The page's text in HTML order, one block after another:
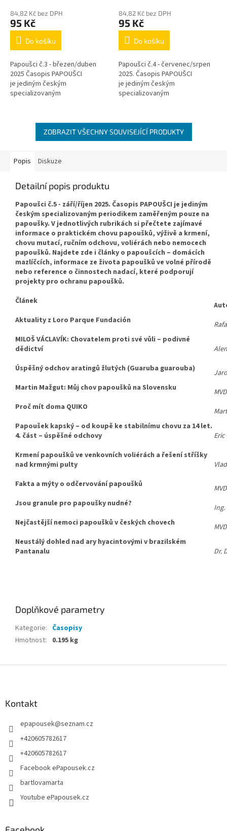
84,82 Kč bez DPH
95 Kč
Do košíku
Papoušci č.3 - březen/duben
2025 Časopis PAPOUŠCI
je jediným českým
specializovaným
rubrikách si přečtete...
84,82 Kč bez DPH
95 Kč
Do košíku
Papoušci č.4 - červenec/srpen
2025. Časopis PAPOUŠCI
je jediným českým
specializovaným
rubrikách si...
ZOBRAZIT VŠECHNY SOUVISEJÍCÍ PRODUKTY
Popis Diskuze
Detailní popis produktu
Papoušci č.5 - září/říjen 2025. Časopis PAPOUŠCI je jediným
českým specializovaným periodikem zaměřeným pouze na
papoušky. V jednotlivých rubrikách si přečtete zajímavé
informace o praktickém chovu papoušků, výživě a krmení,
chovu mutací, ručním odchovu, voliérách nebo nemocech
papoušků. Najdete zde i články o papoušcích – domácích
mazlíčcích, informace ze života papoušků ve volné přírodě
nebo reference o činnostech nadací, které podporují
projekty pro ochranu papoušků.
Článek
Aktuality z Loro Parque Fundación
MILOŠ VÁCLAVÍK: Chovatelem proti své vůli – podivné
dědictví
Úspěšný odchov aratingů žlutých (Guaruba guarouba)
Martin Mažgut: Můj chov papoušků na Slovensku
Proč mít doma QUIKO
Papoušek kapský – od koupě ke stabilnímu chovu za 14 let.
4. část – úspěšné odchovy
Krmení papoušků ve venkovních voliérách a řešení stříšky
nad krmnými pulty
Fakta a mýty o odčervování papoušků
Jsou granule pro papoušky nudné?
Nejčastější nemoci papoušků v českých chovech
Neustálý dohled nad ary hyacintovými v brazilském
Pantanalu
Dr.
Doplňkové parametry
Kategorie: Časopisy
Hmotnost: 0.195 kg
Kontakt
epapousek@seznam.cz
+420605782617
+420605782617
Facebook ePapousek.cz
bartlovamarta
Youtube ePapousek.cz